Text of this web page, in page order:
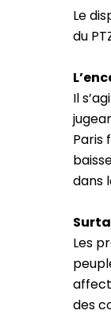
Le
du
Il
Paris
dans
Les
des